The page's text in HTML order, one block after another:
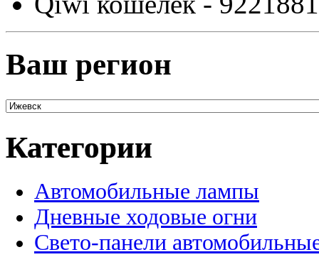
Ваш регион
Категории
Автомобильные лампы
Дневные ходовые огни
Свето-панели